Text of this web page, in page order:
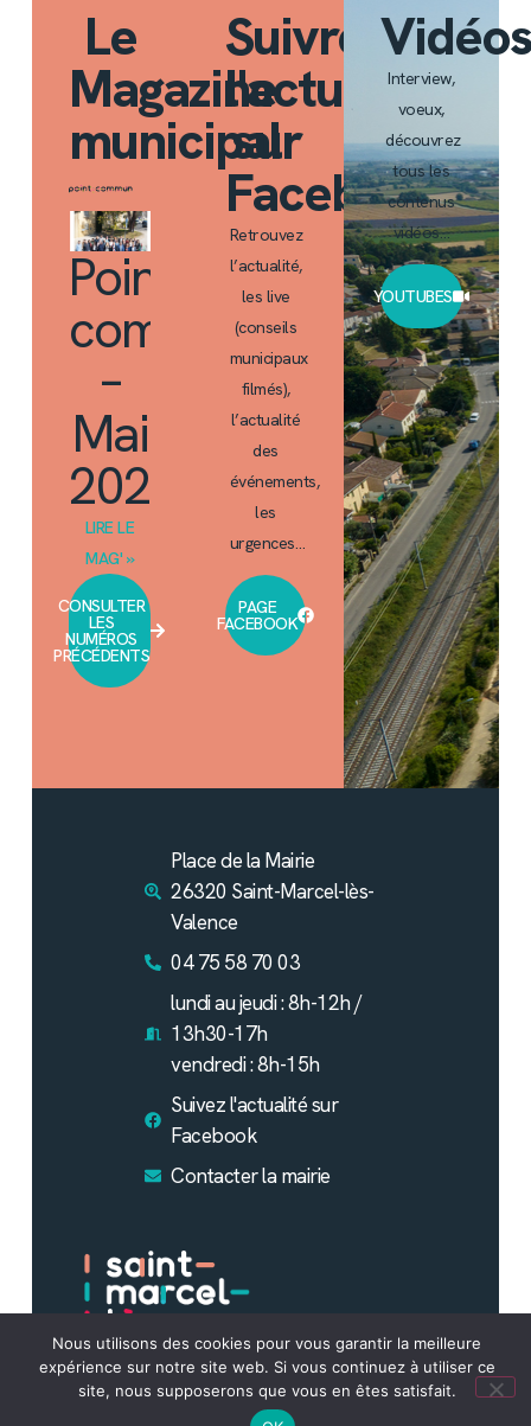
Le
Magazine
municipal
Point
commun
–
Mai
2026
LIRE LE
MAG' »
CONSULTER
LES
NUMÉROS
PRÉCÉDENTS
Suivre
l'actualité
sur
Facebook
Retrouvez
l’actualité,
les live
(conseils
municipaux
filmés),
l’actualité
des
événements,
les
urgences…
PAGE
FACEBOOK
Interview,
voeux,
découvrez
tous les
contenus
vidéos…
YOUTUBES
Mentions Légales Plan du site
Politique de confidentialité
Place de la Mairie
26320 Saint-Marcel-lès-
Valence
04 75 58 70 03
lundi au jeudi : 8h-12h /
13h30-17h
vendredi : 8h-15h
Suivez l'actualité sur
Facebook
Contacter la mairie
Nous utilisons des cookies pour vous garantir la meilleure
expérience sur notre site web. Si vous continuez à utiliser ce
site, nous supposerons que vous en êtes satisfait.